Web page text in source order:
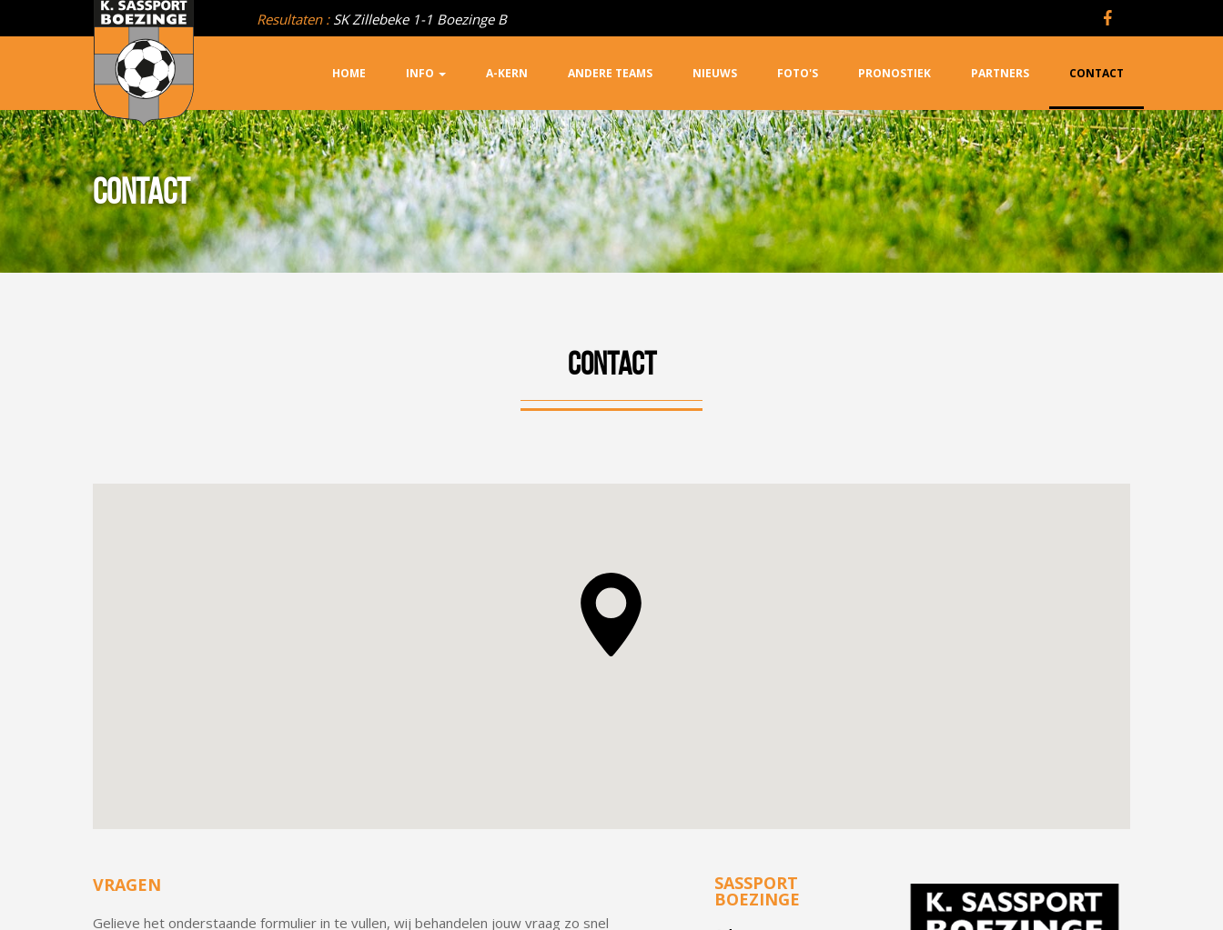
Resultaten : Boezinge A 2-1 Blankenberge
HOME INFO A-KERN ANDERE TEAMS NIEUWS FOTO'S PRONOSTIEK PARTNERS CONTACT
CONTACT
CONTACT
VRAGEN
Gelieve het onderstaande formulier in te vullen, wij behandelen jouw vraag zo snel
SASSPORT
BOEZINGE